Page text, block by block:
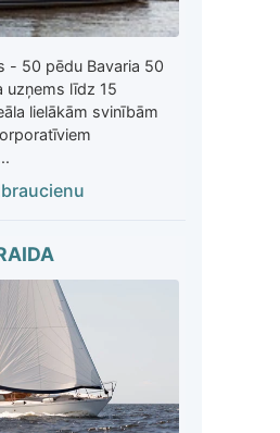
- 50 pēdu Bavaria 50
uzņems līdz 15
lielākām svinībām